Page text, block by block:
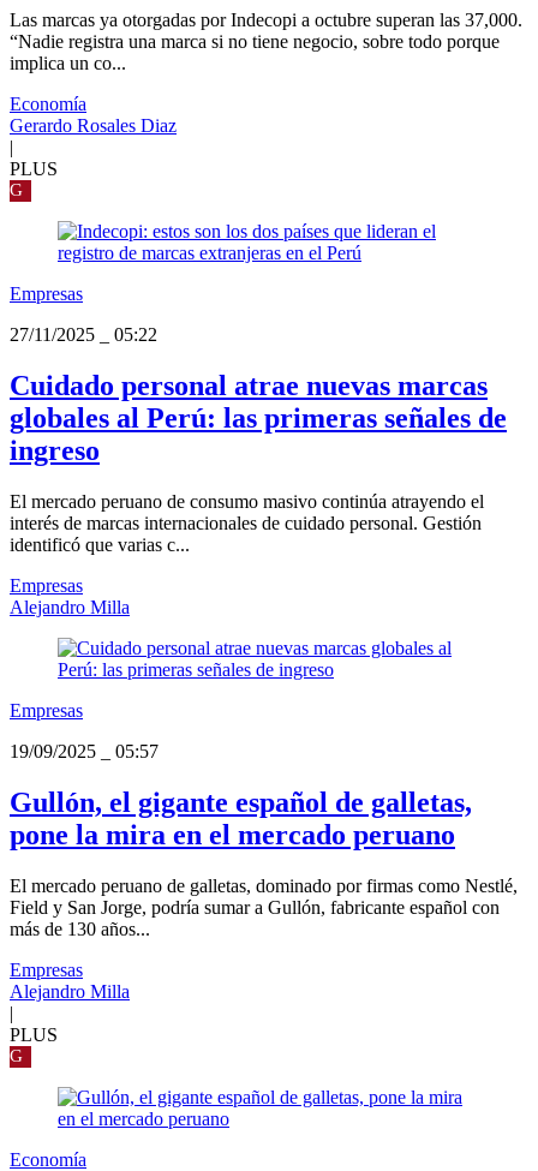
Las marcas ya otorgadas por Indecopi a octubre superan las 37,000.
“Nadie registra una marca si no tiene negocio, sobre todo porque
implica un co...
Economía
Gerardo Rosales Diaz
|
PLUS
G
Empresas
27/11/2025
05:22
Cuidado personal atrae nuevas marcas
globales al Perú: las primeras señales de
ingreso
El mercado peruano de consumo masivo continúa atrayendo el
interés de marcas internacionales de cuidado personal. Gestión
identificó que varias c...
Empresas
Alejandro Milla
Empresas
19/09/2025
05:57
Gullón, el gigante español de galletas,
pone la mira en el mercado peruano
El mercado peruano de galletas, dominado por firmas como Nestlé,
Field y San Jorge, podría sumar a Gullón, fabricante español con
más de 130 años...
Empresas
Alejandro Milla
|
PLUS
G
Economía